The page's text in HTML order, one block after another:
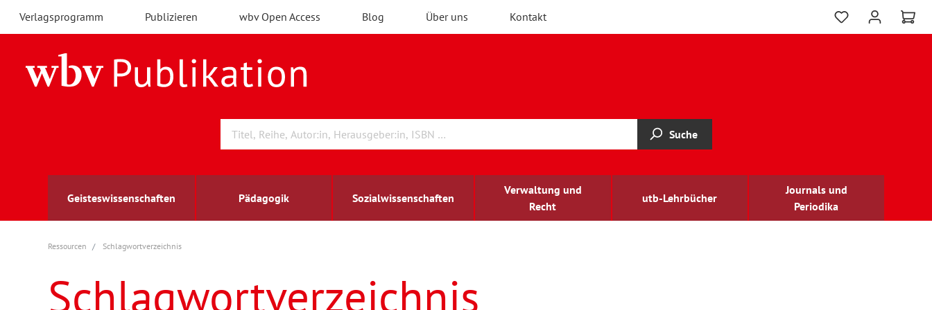
Verlagsprogramm Publizieren wbv Open Access Blog Über uns Kontakt
Suche
Geisteswissenschaften Pädagogik Sozialwissenschaften
Verwaltung und
Recht
utb-Lehrbücher
Journals und
Periodika
Archäologie
Berufs- und Wirtschaftspädagogik
Arbeitsmarktforschung
Außenwirtschaft
berufsbildung
Ressourcen Schlagwortverzeichnis
Schlagwortverzeichnis